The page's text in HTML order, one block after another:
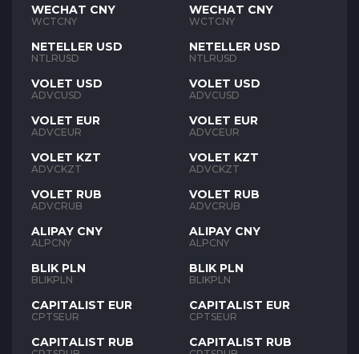
WECHAT CNY
WCTCNY
NETELLER USD
NTLRUSD
VOLET USD
ADVCUSD
VOLET EUR
ADVCEUR
VOLET KZT
ADVCKZT
VOLET RUB
ADVCRUB
ALIPAY CNY
ALPCNY
BLIK PLN
BLIKPLN
CAPITALIST EUR
CPTSEUR
CAPITALIST RUB
WECHAT CNY
WCTCNY
NETELLER USD
NTLRUSD
VOLET USD
ADVCUSD
VOLET EUR
ADVCEUR
VOLET KZT
ADVCKZT
VOLET RUB
ADVCRUB
ALIPAY CNY
ALPCNY
BLIK PLN
BLIKPLN
CAPITALIST EUR
CPTSEUR
CAPITALIST RUB